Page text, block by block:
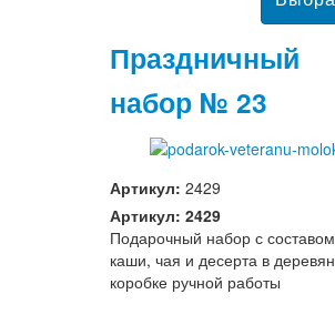
Праздничный
набор № 23
Артикул: 2429
Артикул: 2429
Подарочный набор с
каши, чая и десерта в
коробке ручной работы